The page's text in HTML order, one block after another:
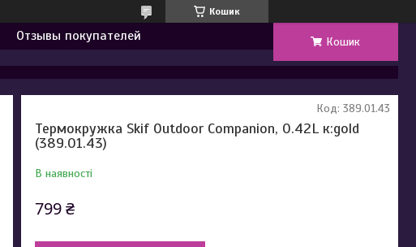
Кошик
Отзывы покупателей Кошик
Термокружка Skif Outdoor Companion, 0.42L к:gold
(389.01.43)
В наявності
Код: 389.01.43
799 ₴